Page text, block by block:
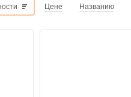
Цене Названию